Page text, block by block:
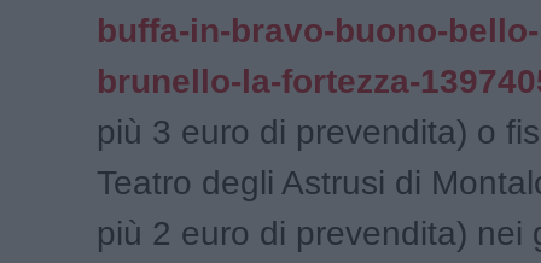
buffa-in-bravo-buono-
brunello-la-fortezza-
più 3 euro di prevendita) o
Teatro degli Astrusi di
più 2 euro di prevendita) nei